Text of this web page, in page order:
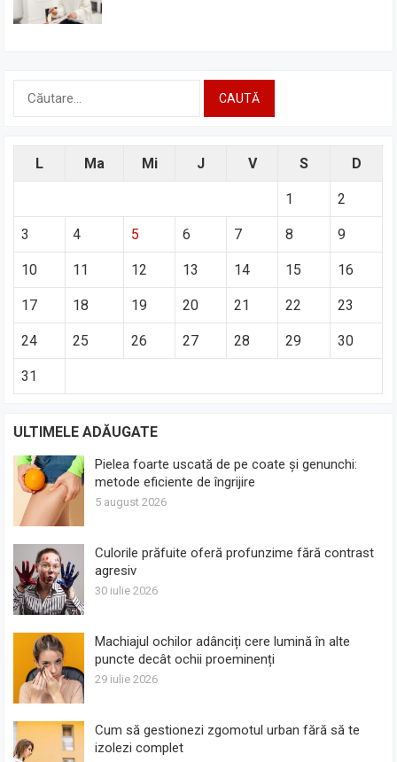
L Ma Mi J V S D
1 2
3 4 5 6 7 8 9
10 11 12 13 14 15 16
17 18 19 20 21 22 23
24 25 26 27 28 29 30
31
ULTIMELE ADĂUGATE
Pielea foarte uscată de pe coate și genunchi:
metode eficiente de îngrijire
5 august 2026
Culorile prăfuite oferă profunzime fără contrast
agresiv
30 iulie 2026
Machiajul ochilor adânciți cere lumină în alte
puncte decât ochii proeminenți
29 iulie 2026
Cum să gestionezi zgomotul urban fără să te
izolezi complet